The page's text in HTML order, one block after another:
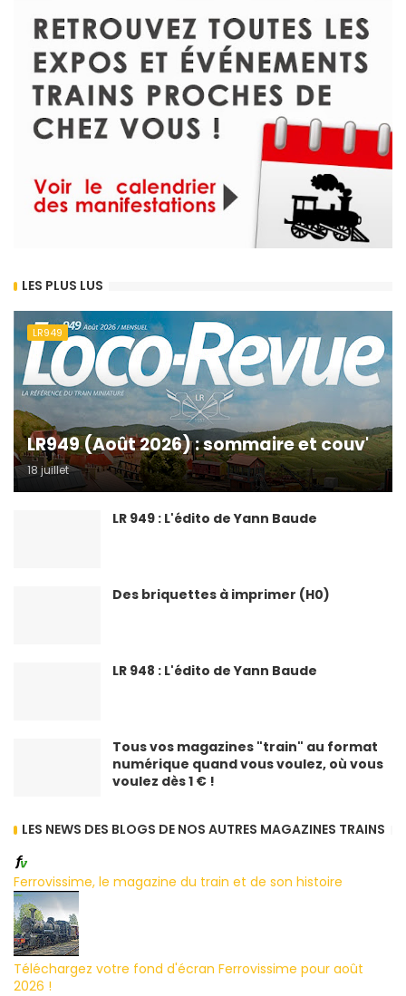
LES PLUS LUS
LR949
LR949 (Août 2026) : sommaire et couv'
18 juillet
LR 949 : L'édito de Yann Baude
Des briquettes à imprimer (H0)
LR 948 : L'édito de Yann Baude
Tous vos magazines "train" au format
numérique quand vous voulez, où vous
voulez dès 1 € !
LES NEWS DES BLOGS DE NOS AUTRES MAGAZINES TRAINS
Ferrovissime, le magazine du train et de son histoire
Téléchargez votre fond d'écran Ferrovissime pour août
2026 !